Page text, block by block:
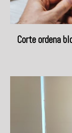
Corte ordena